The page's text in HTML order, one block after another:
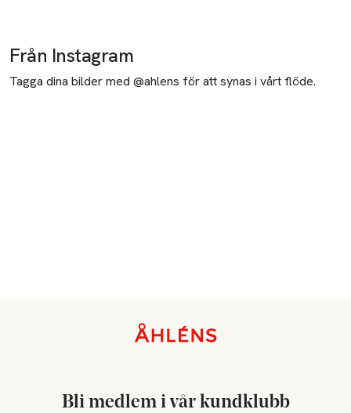
Från Instagram
Tagga dina bilder med @ahlens för att synas i vårt flöde.
Bli medlem i vår kundklubb